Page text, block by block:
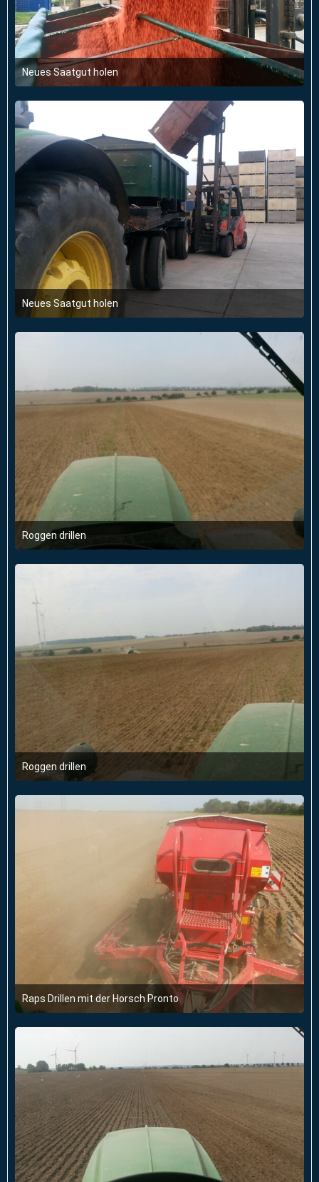
Neues Saatgut holen
11. Februar 2018 um 16:55
Neues Saatgut holen
11. Februar 2018 um 16:55
Roggen drillen
24. September 2017 um 19:51
Roggen drillen
24. September 2017 um 19:51
Raps Drillen mit der Horsch Pronto
16. September 2017 um 20:05